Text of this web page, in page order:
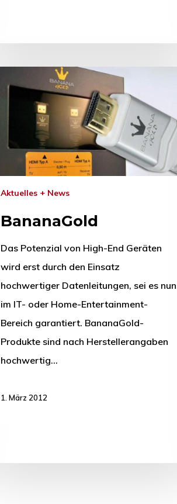
Aktuelles + News
BananaGold
Das Potenzial von High-End Geräten
wird erst durch den Einsatz
hochwertiger Datenleitungen, sei es nun
im IT- oder Home-Entertainment-
Bereich garantiert. BananaGold-
Produkte sind nach Herstellerangaben
hochwertig…
1. März 2012